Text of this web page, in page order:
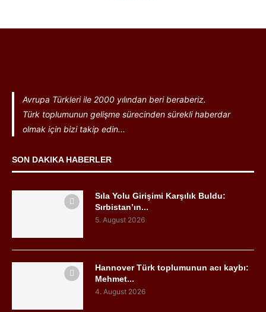
Avrupa Türkleri ile 2000 yılından beri beraberiz.
Türk toplumunun gelişme sürecinden sürekli haberdar
olmak için bizi takip edin...
SON DAKIKA HABERLER
Sıla Yolu Girişimi Karşılık Buldu:
Sırbistan’ın...
5. August 2026
Hannover Türk toplumunun acı kaybı:
Mehmet...
4. August 2026